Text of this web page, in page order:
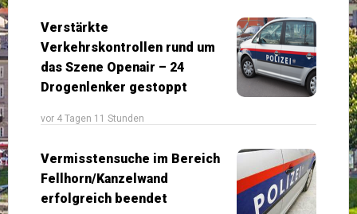
Verstärkte
Verkehrskontrollen rund um
das Szene Openair – 24
Drogenlenker gestoppt
vor 4 Tagen 11 Stunden
Vermisstensuche im Bereich
Fellhorn/Kanzelwand
erfolgreich beendet